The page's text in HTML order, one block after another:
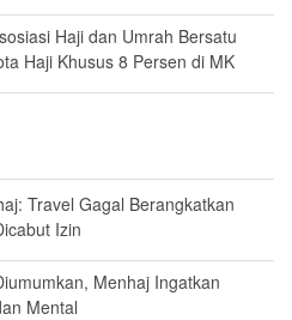
Haji dan Umrah Bersatu
Haji Khusus 8 Persen di MK
Travel Gagal Berangkatkan
Izin
Menhaj Ingatkan
Mental